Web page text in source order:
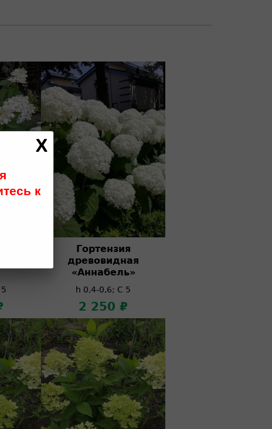
Гортензия
древовидная
«Аннабель»
h 0,4-0,6; C 5
2 250 ₽
к